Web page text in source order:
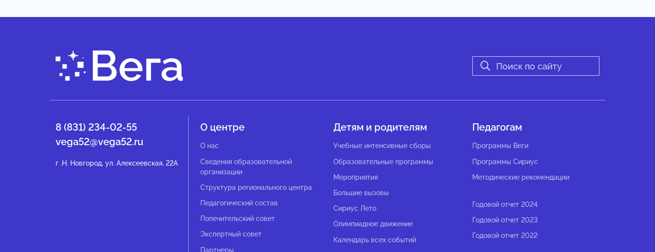
8 (831) 234-02-55
vega52@vega52.ru
г .Н. Новгород, ул. Алексеевская, 22А
О центре
О нас
Сведения образовательной
организации
Структура регионального центра
Педагогический состав
Попечительский совет
Экспертный совет
Партнеры
Детям и родителям
Учебные интенсивные сборы
Образовательные программы
Мероприятия
Большие вызовы
Сириус Лето
Олимпиадное движение
Календарь всех событий
Педагогам
Программы Веги
Программы Сириус
Методические рекомендации
Годовой отчет 2024
Годовой отчет 2023
Годовой отчет 2022